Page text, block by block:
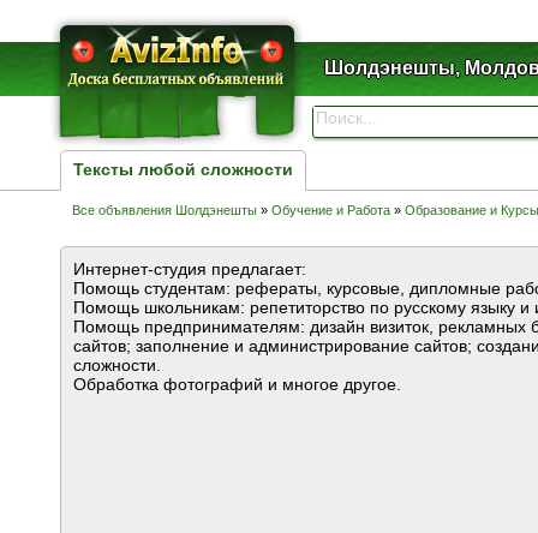
Шолдэнешты,
Тексты любой сложности
Все объявления Шолдэнешты » Обучение и Работа » Образование и Курсы
Интернет-студия предлагает:
Помощь студентам: рефераты, курсовые, дипломные
Помощь школьникам: репетиторство по русскому языку и
Помощь предпринимателям: дизайн визиток, рекламных
сайтов; заполнение и администрирование сайтов;
сложности.
Обработка фотографий и многое другое.